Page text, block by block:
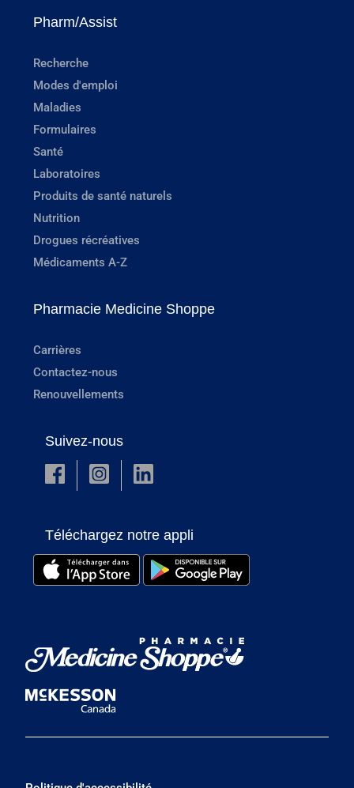
Pharm/Assist
Recherche
Modes d'emploi
Maladies
Formulaires
Santé
Laboratoires
Produits de santé naturels
Nutrition
Drogues récréatives
Médicaments A-Z
Pharmacie Medicine Shoppe
Carrières
Contactez-nous
Renouvellements
Suivez-nous
Téléchargez notre appli